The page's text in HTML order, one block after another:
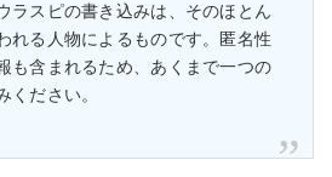
ラスピの書き込みは、そのほとん
れる人物によるものです。匿名性
も含まれるため、あくまで一つの
ください。